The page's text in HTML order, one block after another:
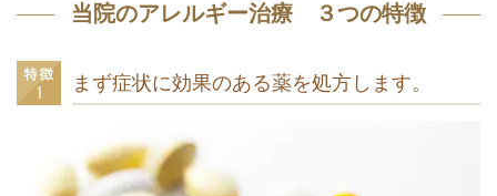
当院のアレルギー治療 ３つの特徴
まず症状に効果のある薬を処方します。